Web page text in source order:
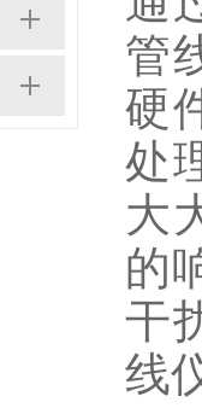
管
硬
处
大
的
干
线